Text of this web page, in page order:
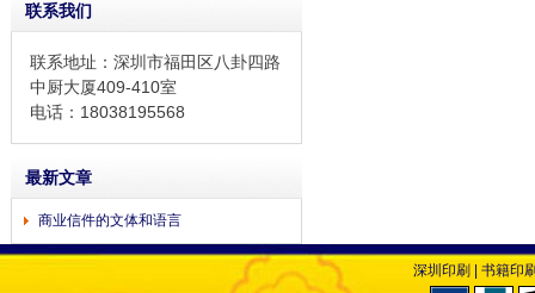
联系我们
联系地址：深圳市福田区八卦四路
中厨大厦409-410室
电话：18038195568
最新文章
商业信件的文体和语言
深圳印刷 书籍印